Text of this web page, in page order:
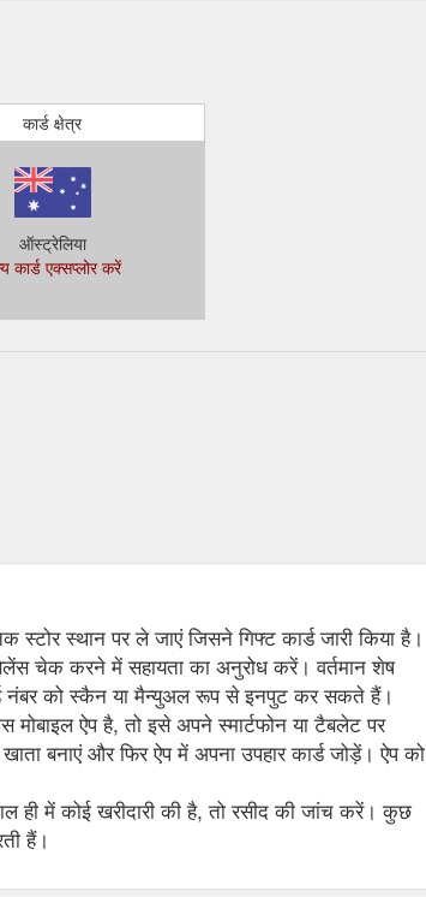
कार्ड क्षेत्र
ऑस्ट्रेलिया
कार्ड एक्सप्लोर करें
स्टोर स्थान पर ले जाएं जिसने गिफ्ट कार्ड जारी किया है।
चेक करने में सहायता का अनुरोध करें। वर्तमान शेष
नंबर को स्कैन या मैन्युअल रूप से इनपुट कर सकते हैं।
मोबाइल ऐप है, तो इसे अपने स्मार्टफोन या टैबलेट पर
बनाएं और फिर ऐप में अपना उपहार कार्ड जोड़ें। ऐप को
ही में कोई खरीदारी की है, तो रसीद की जांच करें। कुछ
हैं।